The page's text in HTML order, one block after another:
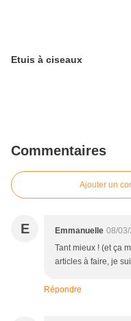
Etuis à ciseaux
Commentaires
Ajouter un
E Emmanuelle 08/
Tant mieux ! (et ça
articles à faire, je
Répondre